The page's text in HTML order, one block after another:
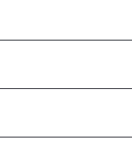
動物柄
り